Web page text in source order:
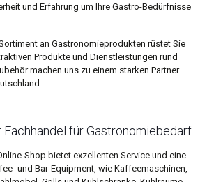
und Erfahrung um Ihre Gastro-Bedürfnisse
an Gastronomieprodukten rüstet Sie
Produkte und Dienstleistungen rund
machen uns zu einem starken Partner
Fachhandel für Gastronomiebedarf
Shop bietet exzellenten Service und eine
und Bar-Equipment, wie Kaffeemaschinen,